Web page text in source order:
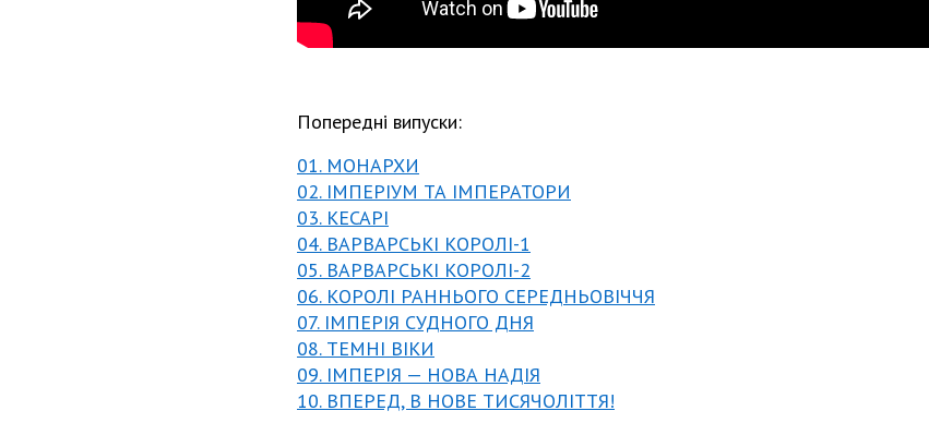
Попередні випуски:
01. МОНАРХИ
02. ІМПЕРІУМ ТА ІМПЕРАТОРИ
03. КЕСАРІ
04. ВАРВАРСЬКІ КОРОЛІ-1
05. ВАРВАРСЬКІ КОРОЛІ-2
06. КОРОЛІ РАННЬОГО СЕРЕДНЬОВІЧЧЯ
07. ІМПЕРІЯ СУДНОГО ДНЯ
08. ТЕМНІ ВІКИ
09. ІМПЕРІЯ — НОВА НАДІЯ
10. ВПЕРЕД, В НОВЕ ТИСЯЧОЛІТТЯ!